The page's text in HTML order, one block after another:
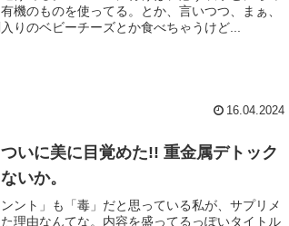
機のものを使ってる。とか、言いつつ、まぁ、
りのベビーチーズとか食べちゃうけど...
16.04.2024
いに美に目覚めた!! 重金属デトック
いか。
ンント」も「毒」だと思っている私が、サプリメ
理由なんてな。内容を盛ってるっぽいタイトル